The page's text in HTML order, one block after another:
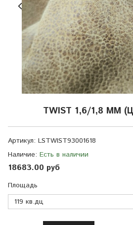
TWIST 1,6/1,8 ММ
Артикул: LSTWIST93001618
Наличие: Есть в наличии
18683.00 руб
Площадь